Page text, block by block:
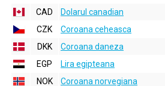
CAD
Dolarul canadian
CZK
Coroana ceheasca
DKK
Coroana daneza
EGP
Lira egipteana
NOK
Coroana norvegiana